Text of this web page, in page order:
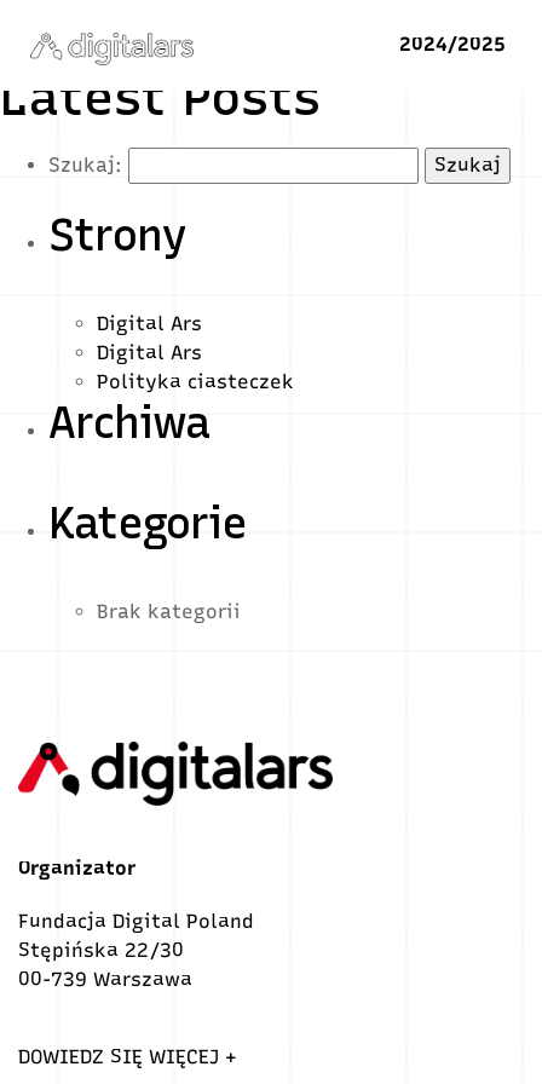
2024/2025
Latest Posts
Szukaj:
Strony
Digital Ars
Digital Ars
Polityka ciasteczek
Archiwa
Kategorie
Brak kategorii
Organizator
Fundacja Digital Poland
Stępińska 22/30
00-739 Warszawa
DOWIEDZ SIĘ WIĘCEJ +